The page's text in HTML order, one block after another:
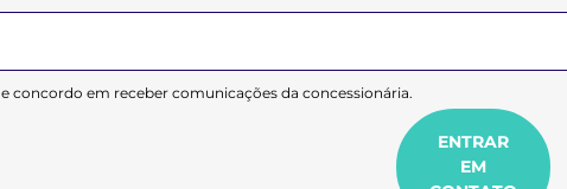
e concordo em receber comunicações da concessionária.
ENTRAR
EM